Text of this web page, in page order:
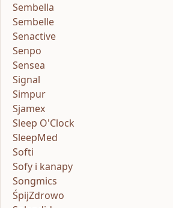
Sembella
Sembelle
Senactive
Senpo
Sensea
Signal
Simpur
Sjamex
Sleep O'Clock
SleepMed
Softi
Sofy i kanapy
Songmics
ŚpijZdrowo